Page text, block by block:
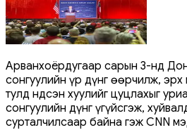
Арванхоёрдугаар сарын 3-нд
сонгуулийн үр дүнг өөрчилж,
тулд Үндсэн хуулийг цуцлахыг
сонгуулийн дүнг үгүйсгэж,
сурталчилсаар байна гэж CNN